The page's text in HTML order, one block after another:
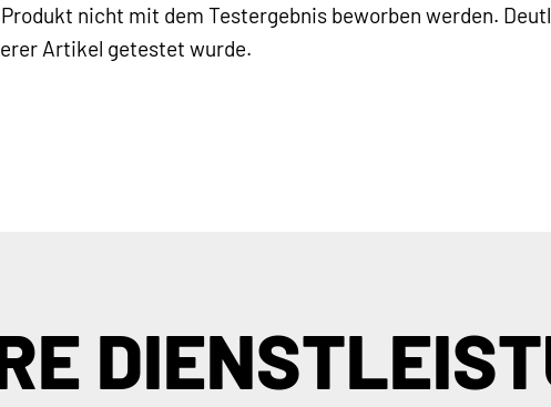
nicht mit dem Testergebnis beworben werden.
Artikel getestet wurde.